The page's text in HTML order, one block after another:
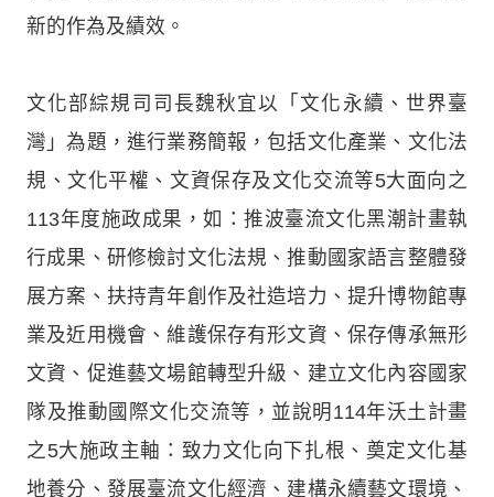
新的作為及績效。
文化部綜規司司長魏秋宜以「文化永續、世界臺
灣」為題，進行業務簡報，包括文化產業、文化法
規、文化平權、文資保存及文化交流等5大面向之
113年度施政成果，如：推波臺流文化黑潮計畫執
行成果、研修檢討文化法規、推動國家語言整體發
展方案、扶持青年創作及社造培力、提升博物館專
業及近用機會、維護保存有形文資、保存傳承無形
文資、促進藝文場館轉型升級、建立文化內容國家
隊及推動國際文化交流等，並說明114年沃土計畫
之5大施政主軸：致力文化向下扎根、奠定文化基
地養分、發展臺流文化經濟、建構永續藝文環境、